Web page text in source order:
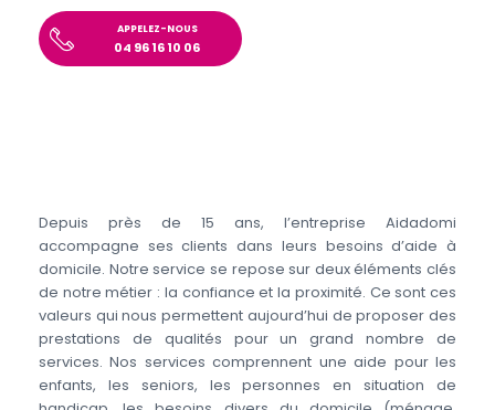
APPELEZ-NOUS
04 96 16 10 06
Depuis près de 15 ans, l’entreprise Aidadomi
accompagne ses clients dans leurs besoins d’aide à
domicile. Notre service se repose sur deux éléments clés
de notre métier : la confiance et la proximité. Ce sont ces
valeurs qui nous permettent aujourd’hui de proposer des
prestations de qualités pour un grand nombre de
services. Nos services comprennent une aide pour les
enfants, les seniors, les personnes en situation de